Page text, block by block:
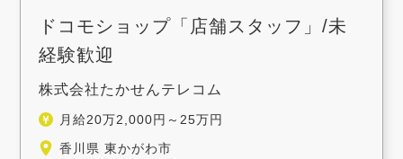
ドコモショップ「店舗スタッフ」/未
経験歓迎
株式会社たかせんテレコム
月給20万2,000円～25万円
香川県 東かがわ市